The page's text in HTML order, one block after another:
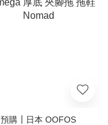
預購┃日本 OOFOS